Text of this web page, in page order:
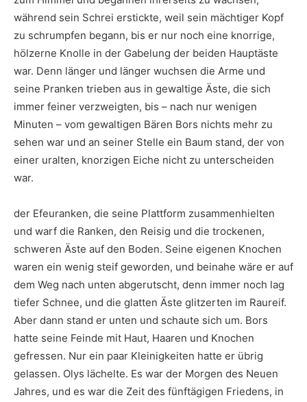
während sein Schrei erstickte, weil sein mächtiger Kopf
zu schrumpfen begann, bis er nur noch eine knorrige,
hölzerne Knolle in der Gabelung der beiden Hauptäste
war. Denn länger und länger wuchsen die Arme und
seine Pranken trieben aus in gewaltige Äste, die sich
immer feiner verzweigten, bis – nach nur wenigen
Minuten – vom gewaltigen Bären Bors nichts mehr zu
sehen war und an seiner Stelle ein Baum stand, der von
einer uralten, knorzigen Eiche nicht zu unterscheiden
war.
der Efeuranken, die seine Plattform zusammenhielten
und warf die Ranken, den Reisig und die trockenen,
schweren Äste auf den Boden. Seine eigenen Knochen
waren ein wenig steif geworden, und beinahe wäre er auf
dem Weg nach unten abgerutscht, denn immer noch lag
tiefer Schnee, und die glatten Äste glitzerten im Raureif.
Aber dann stand er unten und schaute sich um. Bors
hatte seine Feinde mit Haut, Haaren und Knochen
gefressen. Nur ein paar Kleinigkeiten hatte er übrig
gelassen. Olys lächelte. Es war der Morgen des Neuen
Jahres, und es war die Zeit des fünftägigen Friedens, in